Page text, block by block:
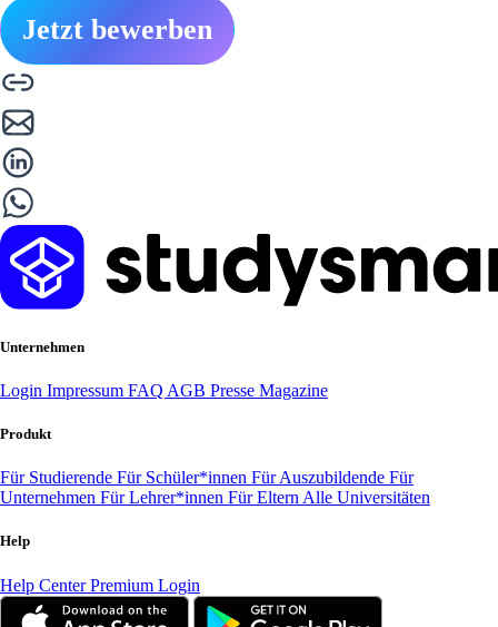
Jetzt bewerben
Unternehmen
Login Impressum FAQ AGB Presse Magazine
Produkt
Für Studierende Für Schüler*innen Für Auszubildende Für
Unternehmen Für Lehrer*innen Für Eltern Alle Universitäten
Help
Help CenterPremium Login